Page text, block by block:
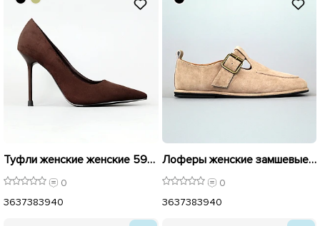
Туфли женские женские 594886 Коричневые
0
3637383940
Лоферы женские замшевые 594323 Бежевые
0
3637383940